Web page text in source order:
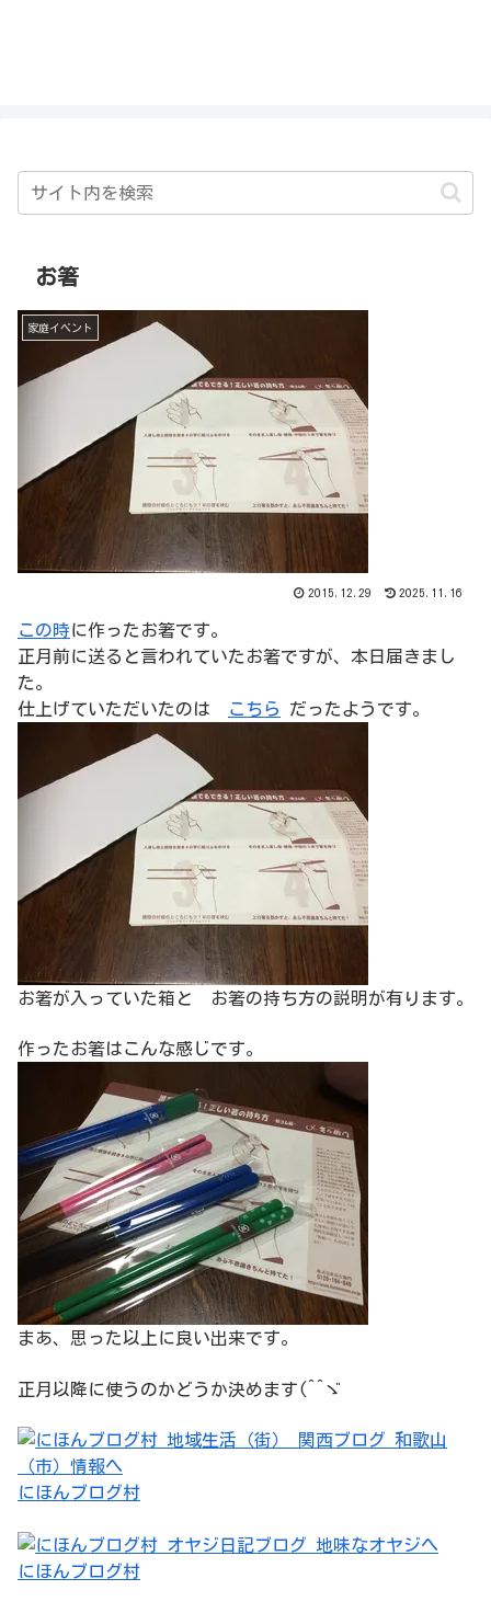
お箸
家庭イベント
2015.12.29 2025.11.16
この時に作ったお箸です。
正月前に送ると言われていたお箸ですが、本日届きまし
た。
仕上げていただいたのは
こちら だったようです。
お箸が入っていた箱と お箸の持ち方の説明が有ります。
作ったお箸はこんな感じです。
まあ、思った以上に良い出来です。
正月以降に使うのかどうか決めます(^^ゞ
にほんブログ村
にほんブログ村